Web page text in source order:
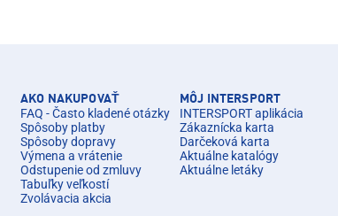
AKO NAKUPOVAŤ
FAQ - Často kladené otázky
Spôsoby platby
Spôsoby dopravy
Výmena a vrátenie
Odstupenie od zmluvy
Tabuľky veľkostí
Zvolávacia akcia
MÔJ INTERSPORT
INTERSPORT aplikácia
Zákaznícka karta
Darčeková karta
Aktuálne katalógy
Aktuálne letáky